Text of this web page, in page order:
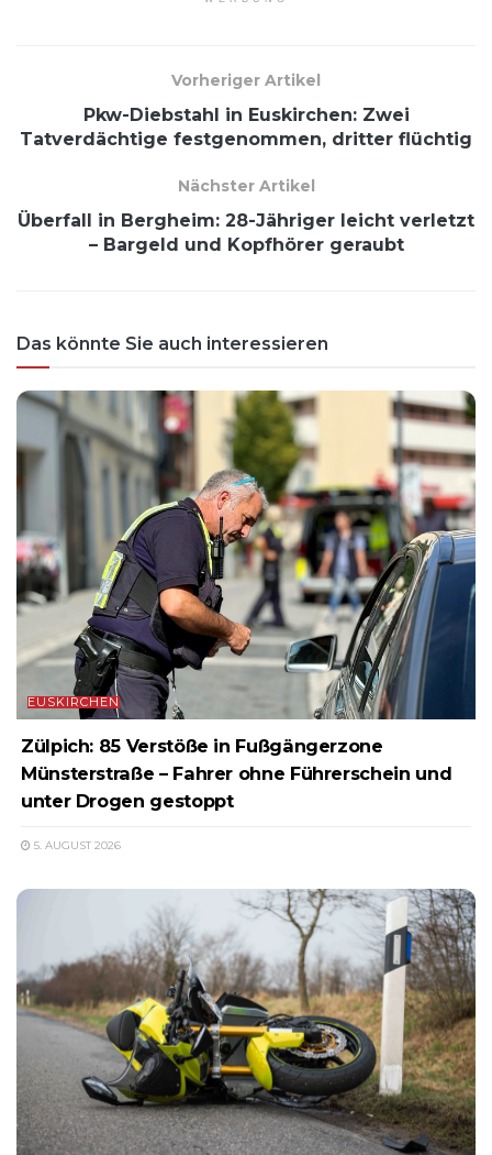
Vorheriger Artikel
Pkw-Diebstahl in Euskirchen: Zwei
Tatverdächtige festgenommen, dritter flüchtig
Nächster Artikel
Überfall in Bergheim: 28-Jähriger leicht verletzt
– Bargeld und Kopfhörer geraubt
Das könnte Sie auch interessieren
EUSKIRCHEN
Zülpich: 85 Verstöße in Fußgängerzone
Münsterstraße – Fahrer ohne Führerschein und
unter Drogen gestoppt
5. AUGUST 2026